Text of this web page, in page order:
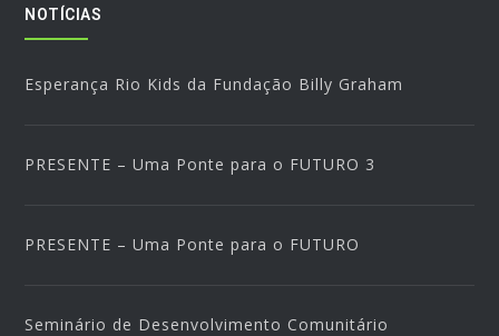
NOTÍCIAS
Esperança Rio Kids da Fundação Billy Graham
PRESENTE – Uma Ponte para o FUTURO 3
PRESENTE – Uma Ponte para o FUTURO
Seminário de Desenvolvimento Comunitário